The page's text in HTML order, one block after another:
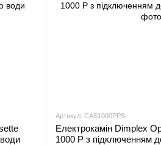
Артикул: CAS1000PPS
Електрокамін Dimplex
1000 P з підключенням